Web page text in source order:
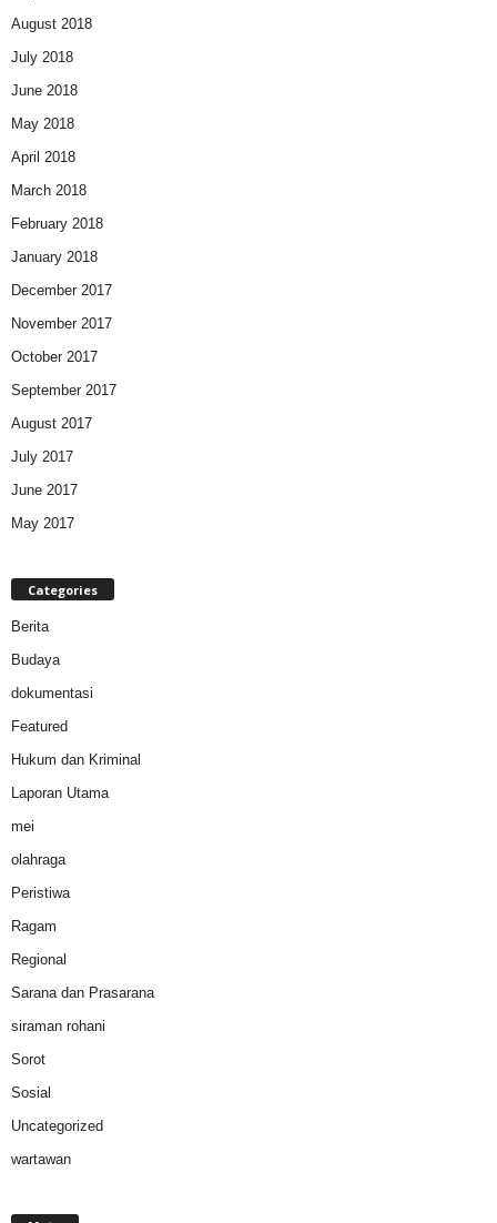
August 2018
July 2018
June 2018
May 2018
April 2018
March 2018
February 2018
January 2018
December 2017
November 2017
October 2017
September 2017
August 2017
July 2017
June 2017
May 2017
Categories
Berita
Budaya
dokumentasi
Featured
Hukum dan Kriminal
Laporan Utama
mei
olahraga
Peristiwa
Ragam
Regional
Sarana dan Prasarana
siraman rohani
Sorot
Sosial
Uncategorized
wartawan